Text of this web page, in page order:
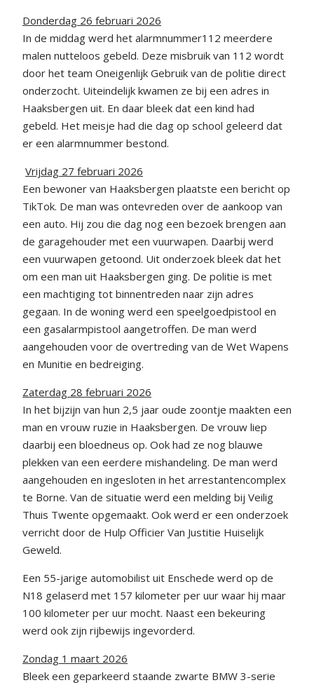
Donderdag 26 februari 2026
In de middag werd het alarmnummer112 meerdere
malen nutteloos gebeld. Deze misbruik van 112 wordt
door het team Oneigenlijk Gebruik van de politie direct
onderzocht. Uiteindelijk kwamen ze bij een adres in
Haaksbergen uit. En daar bleek dat een kind had
gebeld. Het meisje had die dag op school geleerd dat
er een alarmnummer bestond.
Vrijdag 27 februari 2026
Een bewoner van Haaksbergen plaatste een bericht op
TikTok. De man was ontevreden over de aankoop van
een auto. Hij zou die dag nog een bezoek brengen aan
de garagehouder met een vuurwapen. Daarbij werd
een vuurwapen getoond. Uit onderzoek bleek dat het
om een man uit Haaksbergen ging. De politie is met
een machtiging tot binnentreden naar zijn adres
gegaan. In de woning werd een speelgoedpistool en
een gasalarmpistool aangetroffen. De man werd
aangehouden voor de overtreding van de Wet Wapens
en Munitie en bedreiging.
Zaterdag 28 februari 2026
In het bijzijn van hun 2,5 jaar oude zoontje maakten een
man en vrouw ruzie in Haaksbergen. De vrouw liep
daarbij een bloedneus op. Ook had ze nog blauwe
plekken van een eerdere mishandeling. De man werd
aangehouden en ingesloten in het arrestantencomplex
te Borne. Van de situatie werd een melding bij Veilig
Thuis Twente opgemaakt. Ook werd er een onderzoek
verricht door de Hulp Officier Van Justitie Huiselijk
Geweld.
Een 55-jarige automobilist uit Enschede werd op de
N18 gelaserd met 157 kilometer per uur waar hij maar
100 kilometer per uur mocht. Naast een bekeuring
werd ook zijn rijbewijs ingevorderd.
Zondag 1 maart 2026
Bleek een geparkeerd staande zwarte BMW 3-serie